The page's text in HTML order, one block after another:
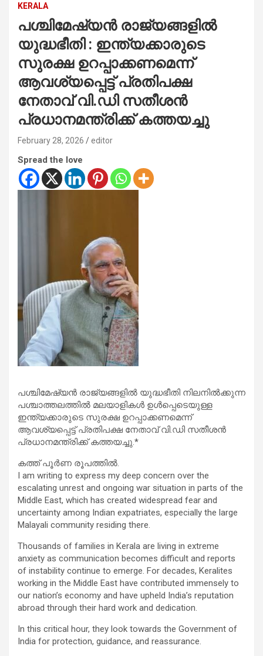
KERALA
പശ്ചിമേഷ്യൻ രാജ്യങ്ങളിൽ
യുദ്ധഭീതി : ഇന്ത്യക്കാരുടെ
സുരക്ഷ ഉറപ്പാക്കണമെന്ന്
ആവശ്യപ്പെട്ട് പ്രതിപക്ഷ
നേതാവ് വി.ഡി സതീശൻ
പ്രധാനമന്ത്രിക്ക് കത്തയച്ചു
February 28, 2026 editor
Spread the love
പശ്ചിമേഷ്യൻ രാജ്യങ്ങളിൽ യുദ്ധഭീതി നിലനിൽക്കുന്ന
പശ്ചാത്തലത്തിൽ മലയാളികൾ ഉൾപ്പെടെയുള്ള
ഇന്ത്യക്കാരുടെ സുരക്ഷ ഉറപ്പാക്കണമെന്ന്
ആവശ്യപ്പെട്ട് പ്രതിപക്ഷ നേതാവ് വി.ഡി സതീശൻ
പ്രധാനമന്ത്രിക്ക് കത്തയച്ചു.*
കത്ത് പൂർണ രൂപത്തിൽ.
I am writing to express my deep concern over the
escalating unrest and ongoing war situation in parts of the
Middle East, which has created widespread fear and
uncertainty among Indian expatriates, especially the large
Malayali community residing there.
Thousands of families in Kerala are living in extreme
anxiety as communication becomes difficult and reports
of instability continue to emerge. For decades, Keralites
working in the Middle East have contributed immensely to
our nation’s economy and have upheld India’s reputation
abroad through their hard work and dedication.
In this critical hour, they look towards the Government of
India for protection, guidance, and reassurance.